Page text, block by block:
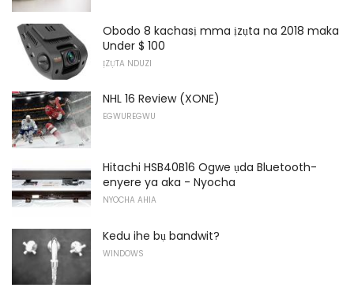
Obodo 8 kachasị mma ịzụta na 2018 maka
Under $ 100
ỊZỤTA NDUZI
NHL 16 Review (XONE)
EGWUREGWU
Hitachi HSB40B16 Ogwe ụda Bluetooth-
enyere ya aka - Nyocha
NYOCHA AHIA
Kedu ihe bụ bandwit?
WINDOWS